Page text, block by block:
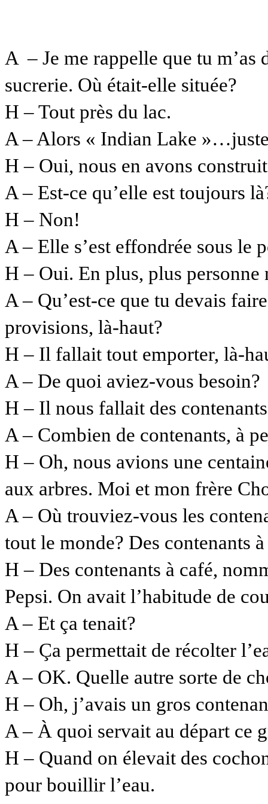
A – Je me rappelle que tu m’as
sucrerie. Où était-elle située?
H – Tout près du lac.
A – Alors « Indian Lake
H – Oui, nous en avons
A – Est-ce qu’elle est toujours
H – Non!
A – Elle s’est effondrée sous le
H – Oui. En plus, plus personne
A – Qu’est-ce que tu devais
provisions, là-haut?
H – Il fallait tout emporter, là-
A – De quoi aviez-vous besoin?
H – Il nous fallait des
A – Combien de contenants, à
H – Oh, nous avions une
aux arbres. Moi et mon frère
A – Où trouviez-vous les
tout le monde? Des contenants
H – Des contenants à café,
Pepsi. On avait l’habitude de
A – Et ça tenait?
H – Ça permettait de récolter
A – OK. Quelle autre sorte de
H – Oh, j’avais un gros
A – À quoi servait au départ ce
H – Quand on élevait des
pour bouillir l’eau.